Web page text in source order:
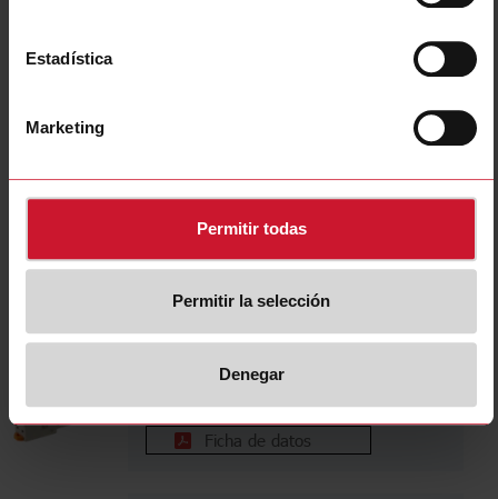
Estadística
Marketing
Permitir todas
Permitir la selección
Denegar
ZPYS1S
Detalles
Ficha de datos
ZPYS2G
Detalles
Ficha de datos